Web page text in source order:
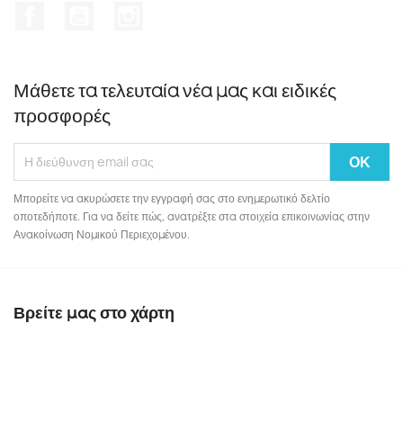
Μάθετε τα τελευταία νέα μας και ειδικές
προσφορές
Μπορείτε να ακυρώσετε την εγγραφή σας στο ενημερωτικό δελτίο
οποτεδήποτε. Για να δείτε πώς, ανατρέξτε στα στοιχεία επικοινωνίας στην
Ανακοίνωση Νομικού Περιεχομένου.
Βρείτε μας στο χάρτη